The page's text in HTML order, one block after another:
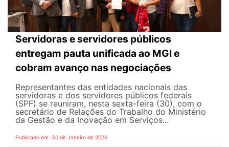
Servidoras e servidores públicos
entregam pauta unificada ao MGI e
cobram avanço nas negociações
Representantes das entidades nacionais das
servidoras e dos servidores públicos federais
(SPF) se reuniram, nesta sexta-feira (30), com o
secretário de Relações do Trabalho do Ministério
da Gestão e da Inovação em Serviços...
Publicado em: 30 de Janeiro de 2026